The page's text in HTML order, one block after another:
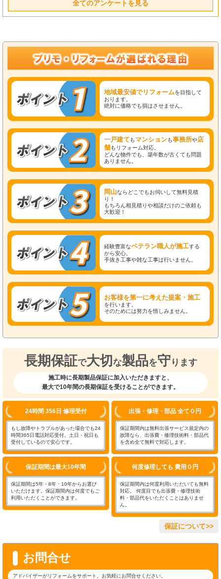
全てのアンケートを見る
地域最安値でリフォームを目指して
おります。
絶対に価格でも損はさせません。
一戸建て もマンションも事務所や店
舗もリフォーム対応。
どんな物件でも、築年数が古くても問題
ありません。
岡山ならどこでもお伺いして無料見積
り！
もちろん相見積りや相談だけのご依頼も
大歓迎！
経験豊富なベテラン職人が施工する
から安心。
手抜き工事や雑な工事は行いません。
お客様を第一に考えた提案・施工
を行います。
そのためには努力を惜しみません。
長期保証で大切 な製品を守 ります
施工時に長期製品保証に加入いただきますと、
最大で10年間の長期保証を受けることができます。
24時間 356日 修理受付
もし故障やトラブルがあった場合でも24
時間365日電話対応受付。土日・祝日も
受付しているので安心です。
出張・修理・部品 全て０円
保証期間内は無料出張サービス規定内の
故障なら、出張費・修理技術料・部品代
を含め全て無料で対応します。
保証期間は最大10年間
保証期間は5年・8年・10年からお選び
いただけます。保証期間内は何度でもご
利用いただくことができます。
何度修理しても 費用０円
保証期間内は何度利用いただいても無料
対応。 何度目でも出張費・修理技術
料・部品代をいただくことはありませ
ん。
保証について>>
お問合せ
アドバイザーがリフォームをサポート。お気軽にお問合せください。